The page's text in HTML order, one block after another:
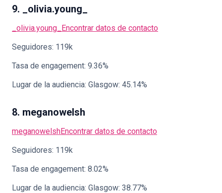
9. _olivia.young_
_olivia.young_ Encontrar datos de contacto
Seguidores: 119k
Tasa de engagement: 9.36%
Lugar de la audiencia: Glasgow: 45.14%
8. meganowelsh
meganowelshEncontrar datos de contacto
Seguidores: 119k
Tasa de engagement: 8.02%
Lugar de la audiencia: Glasgow: 38.77%